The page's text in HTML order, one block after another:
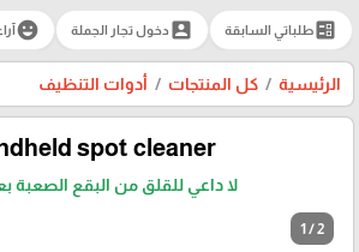
ballotطلباتي السابقة account_box دخول تجار الجملة emoji_emotions
الرئيسية كل المنتجات أدوات التنظيف
spot cleaner
لا داعي للقلق من البقع الصعبة
1 / 2